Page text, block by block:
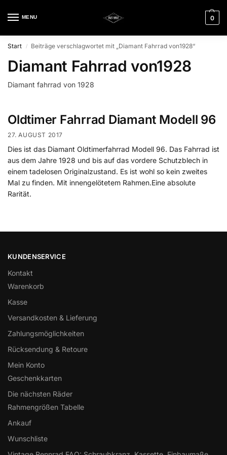
MENU 0
Start / Beiträge verschlagwortet mit „Diamant Fahrrad von1928“
Diamant Fahrrad von1928
Diamant fahrrad von 1928
Oldtimer Fahrrad Diamant Modell 96
27. AUGUST 2017
Dies ist das Diamant Oldtimerfahrrad Modell 96. Das Fahrrad ist
aus dem Jahre 1928 und bis auf das vordere Schutzblech in
einem tadelosen Originalzustand. Es ist wohl so kein zweites
Mal zu finden. Mit innengelötetem Rahmen.Eine absolute
Rarität.
KUNDENSERVICE
Kontakt
Warenkorb
Kasse
Versandkosten & Lieferung
Zahlungsmöglichkeiten
Rücksendung & Retoure
Mein Konto
Geschenkkarten
Die nächsten Räder
Rahmengrößen Tabelle
Ankauf
Wunschliste